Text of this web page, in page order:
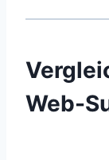
Web-